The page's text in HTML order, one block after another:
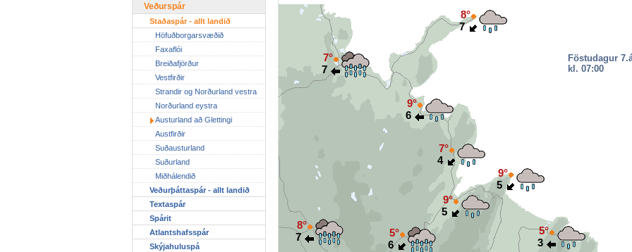
Föstudagur
kl. 07:00
9°
6
9°
5
8°
7
5°
3
7°
4
7°
7
8°
7
5°
6
9°
5
Veðurspár
Staðaspár - allt landið
Höfuðborgarsvæðið
Faxaflói
Breiðafjörður
Vestfirðir
Strandir og Norðurland vestra
Norðurland eystra
Austurland að Glettingi
Austfirðir
Suðausturland
Suðurland
Miðhálendið
Veðurþáttaspár - allt landið
Textaspár
Spárit
Atlantshafsspár
Skýjahuluspá